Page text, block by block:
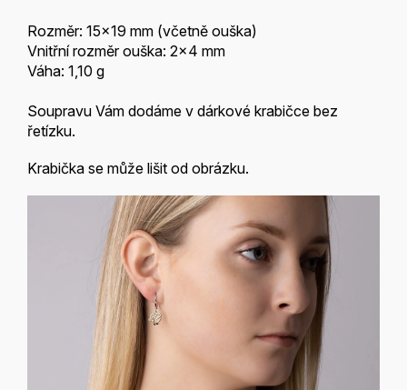
Rozměr: 15x19 mm (včetně ouška)
Vnitřní rozměr ouška: 2x4 mm
Váha: 1,10 g
Soupravu Vám dodáme v dárkové krabičce bez
řetízku.
Krabička se může lišit od obrázku.